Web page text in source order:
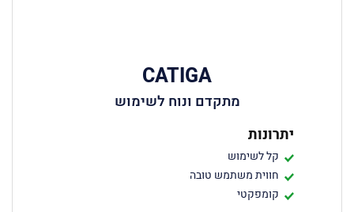
CATIGA
מתקדם ונוח לשימוש
יתרונות
קל לשימוש
חווית משתמש טובה
קומפקטי